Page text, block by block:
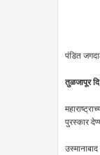
पंडित
तुळजापूर
पुरस्कार